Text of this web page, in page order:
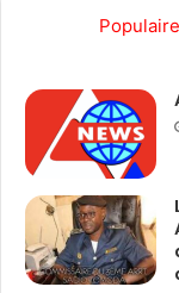
Populaire